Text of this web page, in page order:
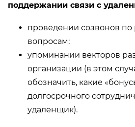
поддержании связи с
проведении созвонов по
вопросам;
упоминании векторов
организации (в этом
обозначить, какие
долгосрочного
удаленщик).